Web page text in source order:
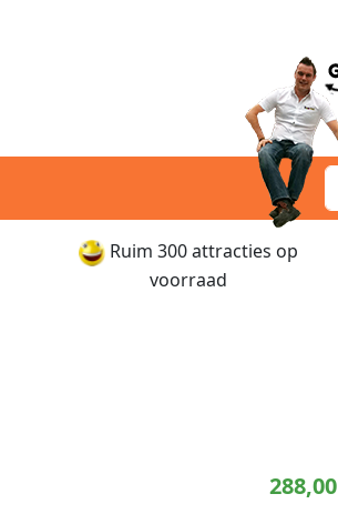
Ruim 300 attracties op
voorraad
288,00